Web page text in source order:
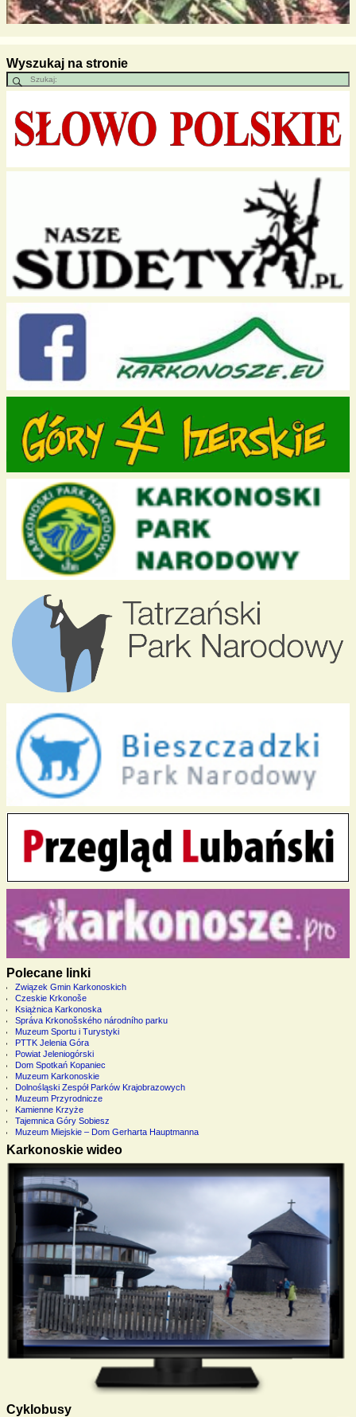
Wyszukaj na stronie
Polecane linki
Związek Gmin Karkonoskich
Czeskie Krkonoše
Książnica Karkonoska
Správa Krkonošského národního parku
Muzeum Sportu i Turystyki
PTTK Jelenia Góra
Powiat Jeleniogórski
Dom Spotkań Kopaniec
Muzeum Karkonoskie
Dolnośląski Zespół Parków Krajobrazowych
Muzeum Przyrodnicze
Kamienne Krzyże
Tajemnica Góry Sobiesz
Muzeum Miejskie – Dom Gerharta Hauptmanna
Karkonoskie wideo
Cyklobusy